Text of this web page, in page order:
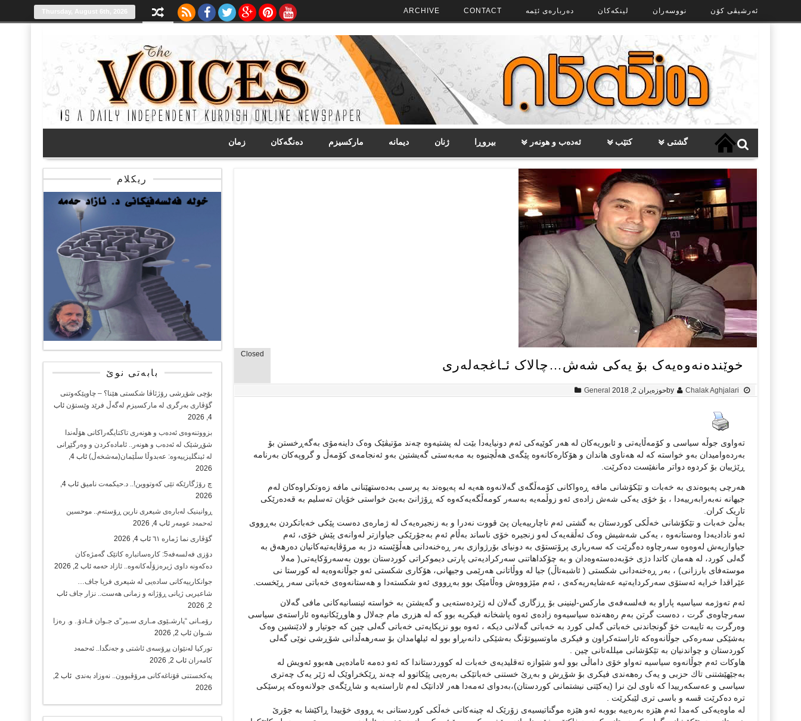
ئەرشیڤی کۆن نووسەران لینکەکان دەربارەی ئێمە CONTACT
ARCHIVE
Thursday, August 6th, 2026
گشتی کتێب ئەدەب و هونەر بیروڕا ژنان دیمانە مارکسیزم دەنگەکان زمان
خوێندەنەوەیەک بۆ یەکی شەش…چالاک ئـاغجەلەری
Closed
by Chalak Aghjalari حوزه‌یران 2, 2018 General
تەواوی جوڵە سیاسی و کۆمەڵایەتی و ئابوریەکان لە هەر کوێیەکی ئەم دونیایەدا بێت لە پشتیەوە چەند مۆتیڤێک وەک داینەمۆی بەگەڕخستن بۆ
بەردەوامیدان بەو خواستە کە لە هەناوی هاندان و هۆکارەکانەوە پێگەی هەڵچنیوە بە مەبەستی گەیشتین بەو ئەنجامەی کۆمەڵ و گروپەکان بەرنامە
ڕێژییان بۆ کردوە دواتر مانفێست دەکرێت.
هەرچی پەیوەندی بە خەبات و تێکۆشانی مافە ڕەواکانی کۆمەڵگەی گەلانەوە هەیە لە پەیوەند بە پرسی بەدەستهێنانی مافە زەوتکراوەکان لەم
جیهانە نەبەرابەرییەدا ، بۆ خۆی یەکی شەش زادەی ئەو زوڵمەیە بەسەر کومەڵگەیەکەوە کە ڕۆژانێ بەبێ خواستی خۆیان تەسلیم بە قەدەرێکی
تاریک کران.
بەڵێ خەبات و تێکۆشانی خەڵکی کوردستان بە گشتی ئەم ناچارییەیان پێ قووت نەدرا و بە زنجیرەیەک لە ژمارەی دەست پێکی خەباتکردن بەڕووی
ئەو نادادیەدا وەستانەوە ، یەکی شەشیش وەک ئەڵقەیەک لەو زنجیرە خۆی ناساند بەڵام ئەم بەجۆرێکی جیاوازتر لەوانەی پێش خۆی، ئەم
جیاوازیەش لەوەوە سەرچاوە دەگرێت کە سەرباری پرۆتستۆی بە دونیای بۆرژوازی بەر ڕەخنەدانی هەڵۆێستە دژ بە مرۆڤایەتیەکانیان دەرهەق بە
گەلی کورد، لە هەمان کاتدا دژی خۆبەدەستەوەدان و بە چۆکداهاتنی سەرکرادیەتی پارتی دیموکراتی کوردستان بوون بەسەرۆکایەتی( مەلا
موستەفای بارزانی) ، بەر ڕەخنەدانی شکستی ( ئاشبەتاڵ) جیا لە ووڵاتانی هەرێمی وجیهانی، هۆکاری شکستی ئەو جوڵانەوەیە لە کورستا نی
عێراقدا خرایە ئەستۆی سەرکردایەتیە عەشایەریەکەی ، ئەم مێژووەش وەڵامێک بوو بەڕووی ئەو شكستەدا و هەستانەوەی خەباتی سەر ڕێخست.
ئەم تەوژمە سیاسیە پاراو بە فەلسەفەی مارکس-لینینی بۆ ڕزگاری گەلان لە ژێردەستەیی و گەیشتن بە خواستە ئینسانیەکانی مافی گەلان
سەرچاوەی گرت ، دەست گرتن بەم رەهەندە سیاسیەوە زادەی ئەوە پاشخانە فیکریە بوو کە لە هزری مام جەلال و هاوڕێکانیەوە ئاراستەی سیاسی
وەرگرت بە تایبەت خۆ گونجاندنی خەباتی گەلی کورد بە خەباتی گەلانی دیکە ، ئەوە بوو نزیکایەتی خەباتی گەلی چین کە جوتیار و لادێنشین وەک
بەشێکی سەرەکی جوڵانەوەکە ئاراستەکراون و فیکری ماوتسیوتۆنگ بەشێکی دانەىڕاو بوو لە ئیلهامدان بۆ سەرهەڵدانی شۆڕشی نوێی گەلی
کوردستان و چواندنیان بە تێکۆشانی میللەتانی چین .
هاوکات ئەم جوڵانەوە سیاسیە تەواو خۆی داماڵی بوو لەو شێوازە تەقلیدیەی خەبات لە کووردستاندا کە ئەو دەمە ئامادەیی هەبوو ئەویش لە
بەجێهێشتنی تاك حزبی و یەک رەهەندی فیکری بۆ شۆڕش و بەڕێ خستنی خەباتێکی بەرەیی پێکاتوو لە چەند ڕێکخراوێک لە ژێر یەک چەتری
سیاسی و عەسکەرییدا کە ناوی لێ نرا (یەکێتی نیشتمانی کوردستان)،بەدوای ئەمەدا هەر لادانێک لەم ئاراستەیە و شاڕێگەی جولانەوەکە پرسێکی
ترە دەکرێت قسە و باسی تری لێبکرێت .
لە ماوەیەکی کەمدا ئەم هێزە بەرەییە بووبە ئەو هێزە موگناتیسیەی زۆرێک لە چینەکانی خەڵکی کوردستانی بە ڕووی خۆییدا ڕاکێشا بە جۆرێ
ریکلام
بابەتی نوێ
بۆچی شۆڕشی رۆژئاڤا شکستی هێنا؟ – چاوپێکەوتنی
گۆڤاری بەرگری لە مارکسیزم لەگەڵ فرێد وێستۆن ئاب
4, 2026
بزووتنەوەی ئەدەب و هونەری تاکتایگەراکانی هۆڵەندا
شۆڕشێک لە ئەدەب و هونەر.. ئامادەکردن و وەرگێڕانی
لە ئینگلیزییەوە: عەبدوڵا سڵێمان(مەشخەڵ)
ئاب 4,
2026
چ رۆژگارێکە تێی کەوتووین!.. د.حیکمەت نامیق
ئاب 4,
2026
ڕوانینیک لەبارەى شیعرى نارین ڕۆستەم.. موحسین
ئەحمەد عومەر ئاب 4, 2026
گۆڤاری نما ژمارە ٦١
ئاب 4, 2026
دۆزی فەلسەفە5: کارەساتبارە کاتێک گەمژەکان
دەکەونە داوی ژیرەزۆڵەکانەوە.. ئازاد حەمە ئاب 2, 2026
جوانکارییەکانی سادەیی لە شیعری فریا جاف…
شاعیریی ژیانی ڕۆژانە و زمانی هەست.. نزار جاف ئاب
2, 2026
رۆمـانی “پارشـێوی مـاری سـیر”ی جـوان قـادۆ.. و. رەزا
شـوان ئاب 2, 2026
تورکیا لەنێوان پڕۆسەی ئاشتی و جەنگدا.. ئەحمەد
کامەران ئاب 2, 2026
پەکخستنی قۆناغەکانی مرۆڤبوون.. نەوزاد بەندی
ئاب 2,
2026